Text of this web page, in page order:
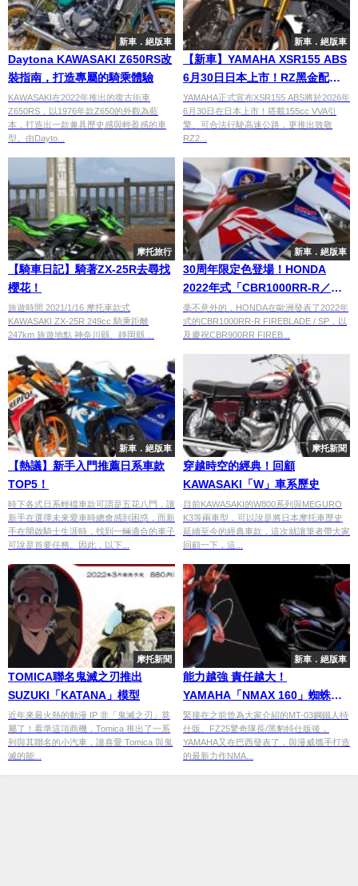
新車．絕版車
Daytona KAWASAKI Z650RS改
裝指南，打造專屬的騎乘體驗
KAWASAKI在2022年推出的復古街車
Z650RS，以1976年款Z650的外觀為藍
本，打造出一款兼具歷史感與輕盈感的車
型。由Dayto...
新車．絕版車
【新車】YAMAHA XSR155 ABS
6月30日日本上市！RZ黑金配色
驚喜登場 XSR系列首款155級距
車型
YAMAHA正式宣布XSR155 ABS將於2026年
6月30日在日本上市！搭載155cc VVA引
擎、可合法行駛高速公路，更推出致敬
RZ2...
摩托旅行
【騎車日記】騎著ZX-25R去尋找
櫻花！
旅遊時間 2021/1/16 摩托車款式
KAWASAKI ZX-25R 249cc 騎乘距離
247km 旅遊地點 神奈川縣、靜岡縣 ...
新車．絕版車
30周年限定色登場！HONDA
2022年式「CBR1000RR-R／
SP」
毫不意外的，HONDA在歐洲發表了2022年
式的CBR1000RR-R FIREBLADE / SP，以
及慶祝CBR900RR FIREB...
新車．絕版車
【熱議】新手入門推薦日系車款
TOP5！
時下各式日系輕檔車款可謂是五花八門，讓
新手在選擇未來愛車時總會感到困惑，而新
手在開啟騎士生涯時，找到一輛適合的車子
可說是首要任務。因此，以下...
摩托新聞
穿越時空的經典！回顧
KAWASAKI「W」車系歷史
目前KAWASAKI的W800系列與MEGURO
K3等兩車型，可以說是將日本摩托車歷史
延續至今的經典車款，這次就讓筆者帶大家
回顧一下，這...
摩托新聞
TOMICA聯名鬼滅之刃推出
SUZUKI「KATANA」模型
近年來最火熱的動漫 IP 非「鬼滅之刃」莫
屬了！看準這項商機，Tomica 推出了一系
列與其聯名的小汽車，讓喜愛 Tomica 與鬼
滅的能...
新車．絕版車
能力越強 責任越大！
YAMAHA「NMAX 160」蜘蛛人
特仕版
緊接在之前曾為大家介紹的MT-03鋼鐵人特
仕版、FZ25驚奇隊長/黑豹特仕版後，
YAMAHA又在巴西發表了，與漫威攜手打造
的最新力作NMA...